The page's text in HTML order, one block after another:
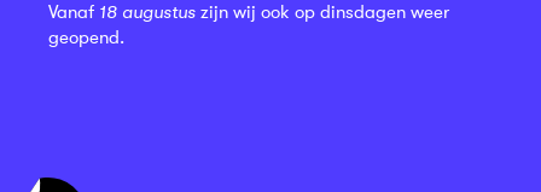
Vanaf 18 augustus zijn wij ook op dinsdagen weer
geopend.